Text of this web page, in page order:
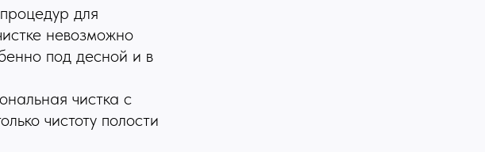
для
невозможно
под десной и в
чистка с
чистоту полости